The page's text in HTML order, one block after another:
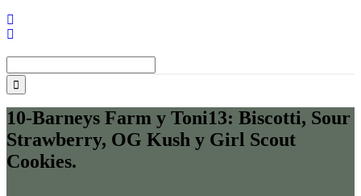
10-Barneys Farm y Toni13: Biscotti, Sour
Strawberry, OG Kush y Girl Scout
Cookies.